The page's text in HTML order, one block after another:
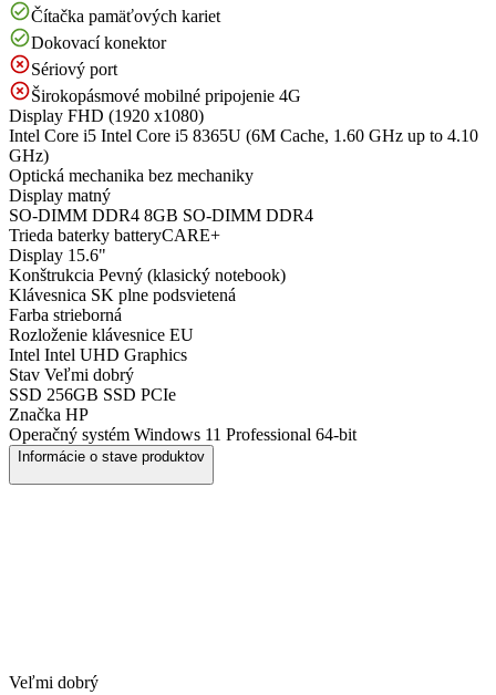
Čítačka pamäťových kariet
Dokovací konektor
Sériový port
Širokopásmové mobilné pripojenie 4G
Display FHD (1920 x1080)
Intel Core i5 Intel Core i5 8365U (6M Cache, 1.60 GHz up to 4.10
GHz)
Optická mechanika bez mechaniky
Display matný
SO-DIMM DDR4 8GB SO-DIMM DDR4
Trieda baterky batteryCARE+
Display 15.6"
Konštrukcia Pevný (klasický notebook)
Klávesnica SK plne podsvietená
Farba strieborná
Rozloženie klávesnice EU
Intel Intel UHD Graphics
Stav Veľmi dobrý
SSD 256GB SSD PCIe
Značka HP
Operačný systém Windows 11 Professional 64-bit
Informácie o stave produktov
Veľmi dobrý